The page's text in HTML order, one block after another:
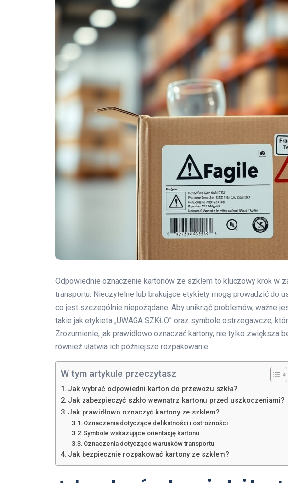
Odpowiednie oznaczenie kartonów ze szkłem to kluczowy krok w
transportu. Nieczytelne lub brakujące etykiety mogą prowadzić do
co jest szczególnie niepożądane. Aby uniknąć problemów, ważne
takie jak etykieta „UWAGA SZKŁO” oraz symbole ostrzegawcze,
Zrozumienie, jak prawidłowo oznaczać kartony, nie tylko zwiększa
również ułatwia ich późniejsze rozpakowanie.
W tym artykule przeczytasz
Jak wybrać odpowiedni karton do przewozu szkła?
Jak zabezpieczyć szkło wewnątrz kartonu przed uszkodzeniami?
Jak prawidłowo oznaczyć kartony ze szkłem?
Oznaczenia dotyczące delikatności i ostrożności
Symbole wskazujące orientację kartonu
Oznaczenia dotyczące warunków transportu
Jak bezpiecznie rozpakować kartony ze szkłem?